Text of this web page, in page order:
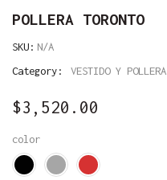
POLLERA TORONTO
SKU: N/A
Category:
VESTIDO Y POLLERA
$3,520.00
color